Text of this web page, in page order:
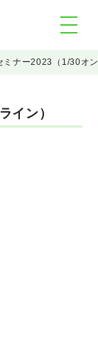
ミナー2023（1/30オ
イン）